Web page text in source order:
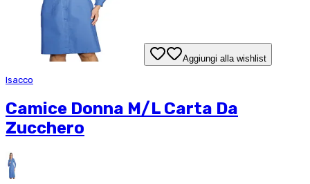
Aggiungi alla wishlist
Isacco
Camice Donna M/L Carta Da
Zucchero